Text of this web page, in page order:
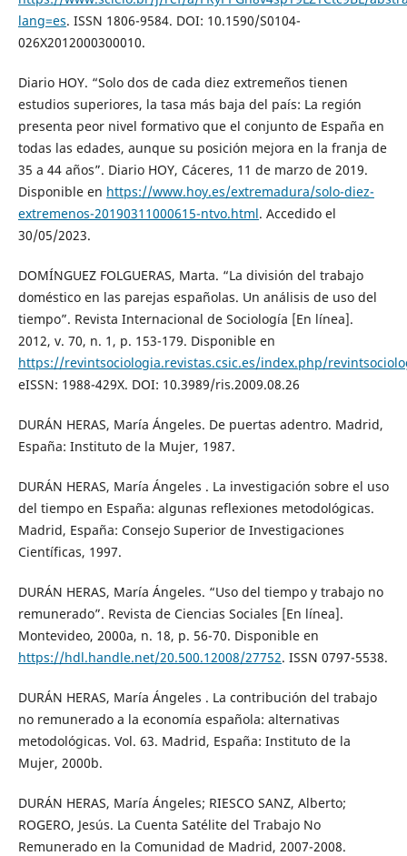
lang=es. ISSN 1806-9584. DOI: 10.1590/S0104-
026X2012000300010.
Diario HOY. “Solo dos de cada diez extremeños tienen
estudios superiores, la tasa más baja del país: La región
presenta peor nivel formativo que el conjunto de España en
todas las edades, aunque su posición mejora en la franja de
35 a 44 años”. Diario HOY, Cáceres, 11 de marzo de 2019.
Disponible en https://www.hoy.es/extremadura/solo-diez-
extremenos-20190311000615-ntvo.html. Accedido el
30/05/2023.
DOMÍNGUEZ FOLGUERAS, Marta. “La división del trabajo
doméstico en las parejas españolas. Un análisis de uso del
tiempo”. Revista Internacional de Sociología [En línea].
2012, v. 70, n. 1, p. 153-179. Disponible en
https://revintsociologia.revistas.csic.es/index.php/
eISSN: 1988-429X. DOI: 10.3989/ris.2009.08.26
DURÁN HERAS, María Ángeles. De puertas adentro. Madrid,
España: Instituto de la Mujer, 1987.
DURÁN HERAS, María Ángeles . La investigación sobre el uso
del tiempo en España: algunas reflexiones metodológicas.
Madrid, España: Consejo Superior de Investigaciones
Científicas, 1997.
DURÁN HERAS, María Ángeles. “Uso del tiempo y trabajo no
remunerado”. Revista de Ciencias Sociales [En línea].
Montevideo, 2000a, n. 18, p. 56-70. Disponible en
https://hdl.handle.net/20.500.12008/27752. ISSN 0797-5538.
DURÁN HERAS, María Ángeles . La contribución del trabajo
no remunerado a la economía española: alternativas
metodológicas. Vol. 63. Madrid, España: Instituto de la
Mujer, 2000b.
DURÁN HERAS, María Ángeles; RIESCO SANZ, Alberto;
ROGERO, Jesús. La Cuenta Satélite del Trabajo No
Remunerado en la Comunidad de Madrid, 2007-2008.